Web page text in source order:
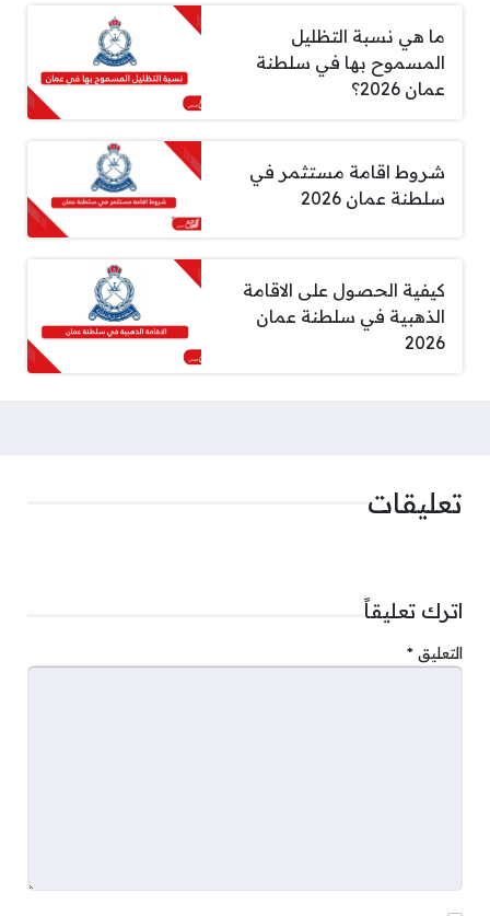
ما هي نسبة التظليل
المسموح بها في سلطنة
عمان 2026؟
شروط اقامة مستثمر في
سلطنة عمان 2026
كيفية الحصول على الاقامة
الذهبية في سلطنة عمان
2026
تعليقات
اترك تعليقاً
التعليق *